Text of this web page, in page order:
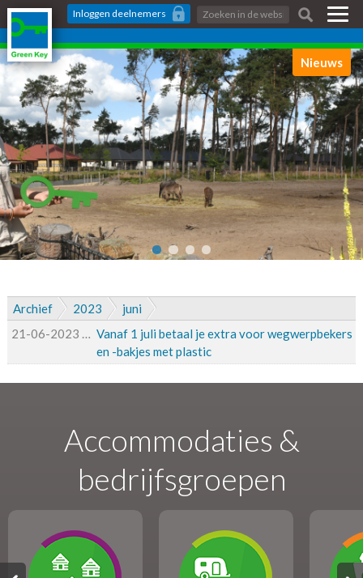
Skip
links
Jump
to
the
content
Jump
to
the
navigation
Zoeken:
Inloggen deelnemers
Nieuws
Archief 2023
juni
21-06-2023
Vanaf 1 juli betaal je extra voor wegwerpbekers
en -bakjes met plastic
Accommodaties &
bedrijfsgroepen